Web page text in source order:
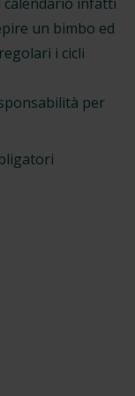
un bimbo ed
i cicli
per